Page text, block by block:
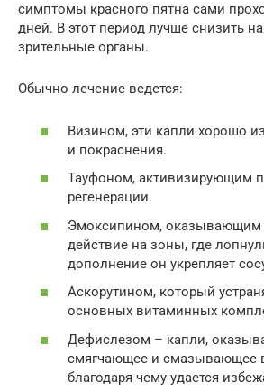
симптомы красного пятна сами
дней. В этот период лучше снизить
зрительные органы.
Обычно лечение ведется:
Визином, эти капли хорошо
и покраснения.
Тауфоном, активизирующим
регенерации.
Эмоксипином, оказывающим
действие на зоны, где
дополнение он укрепляет
Аскорутином, который
основных витаминных
Дефислезом – капли,
смягчающее и смазывающее
благодаря чему удается